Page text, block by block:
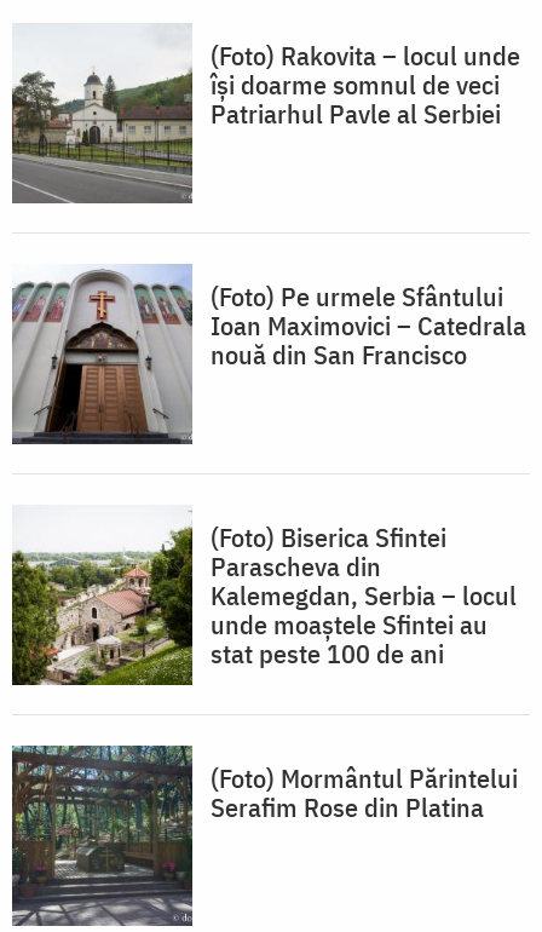
(Foto) Rakovita – locul unde
își doarme somnul de veci
Patriarhul Pavle al Serbiei
(Foto) Pe urmele Sfântului
Ioan Maximovici – Catedrala
nouă din San Francisco
(Foto) Biserica Sfintei
Parascheva din
Kalemegdan, Serbia – locul
unde moaștele Sfintei au
stat peste 100 de ani
(Foto) Mormântul Părintelui
Serafim Rose din Platina